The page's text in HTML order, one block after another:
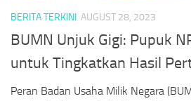
BERITA TERKINI AUGUST 28, 2023
BUMN Unjuk Gigi: Pupuk
untuk Tingkatkan Hasil
Peran Badan Usaha Milik Negara